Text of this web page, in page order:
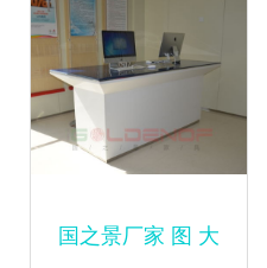
国之景厂家 图 大